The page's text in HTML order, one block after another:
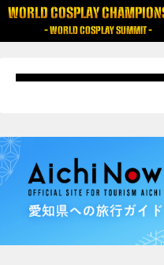
WORLD COSPLAY
- WORLD COSPLAY SUMMIT -